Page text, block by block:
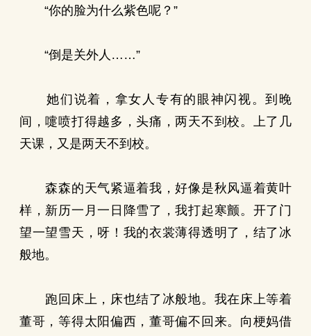
“你的脸为什么紫色呢？”
“倒是关外人……”
她们说着，拿女人专有的眼神闪视。到晚
间，嚏喷打得越多，头痛，两天不到校。上了几
天课，又是两天不到校。
森森的天气紧逼着我，好像是秋风逼着黄叶
样，新历一月一日降雪了，我打起寒颤。开了门
望一望雪天，呀！我的衣裳薄得透明了，结了冰
般地。
跑回床上，床也结了冰般地。我在床上等着
董哥，等得太阳偏西，董哥偏不回来。向梗妈借